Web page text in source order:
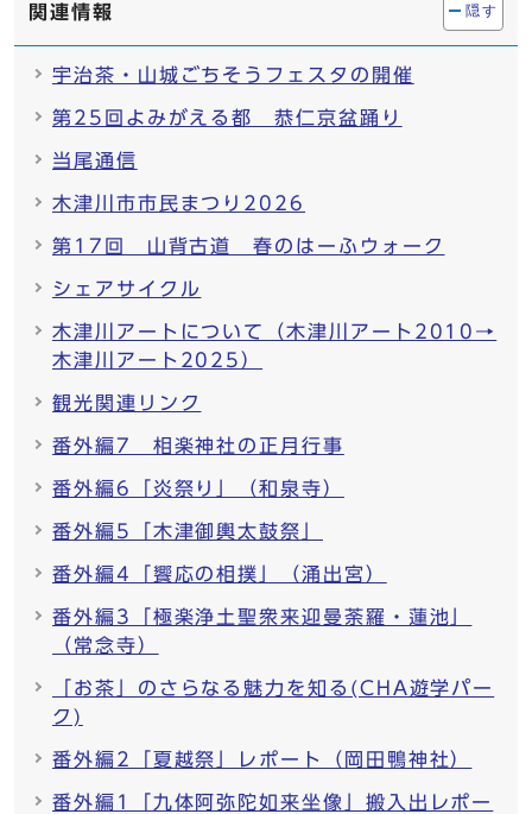
関連情報 隠す
宇治茶・山城ごちそうフェスタの開催
第25回よみがえる都 恭仁京盆踊り
当尾通信
木津川市市民まつり2026
第17回 山背古道 春のはーふウォーク
シェアサイクル
木津川アートについて（木津川アート2010→
木津川アート2025）
観光関連リンク
番外編7 相楽神社の正月行事
番外編6「炎祭り」（和泉寺）
番外編5「木津御輿太鼓祭」
番外編4「饗応の相撲」（涌出宮）
番外編3「極楽浄土聖衆来迎曼荼羅・蓮池」
（常念寺）
「お茶」のさらなる魅力を知る(CHA遊学パー
ク)
番外編2「夏越祭」レポート（岡田鴨神社）
番外編1「九体阿弥陀如来坐像」搬入出レポー